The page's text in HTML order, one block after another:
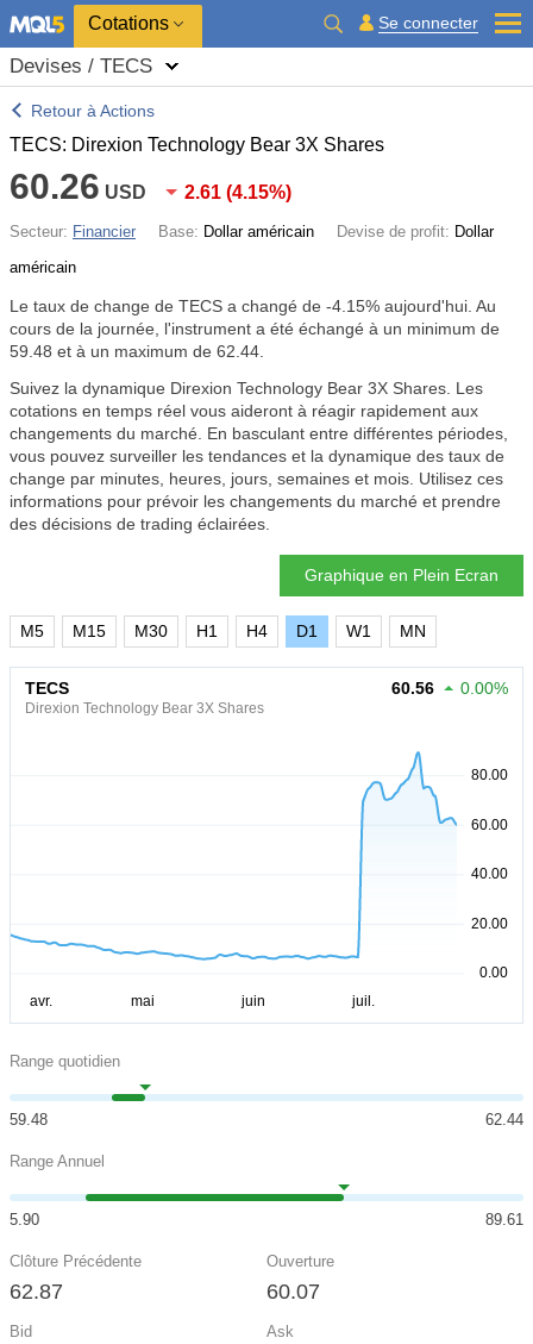
Cotations Se connecter
Devises / TECS
Retour à Actions
TECS: Direxion Technology Bear 3X Shares
60.26 USD 2.61 (4.15%)
Secteur: Financier Base: Dollar américain Devise de profit: Dollar
américain
Le taux de change de TECS a changé de -4.15% aujourd'hui. Au
cours de la journée, l'instrument a été échangé à un minimum de
59.48 et à un maximum de 62.44.
Suivez la dynamique Direxion Technology Bear 3X Shares. Les
cotations en temps réel vous aideront à réagir rapidement aux
changements du marché. En basculant entre différentes périodes,
vous pouvez surveiller les tendances et la dynamique des taux de
change par minutes, heures, jours, semaines et mois. Utilisez ces
informations pour prévoir les changements du marché et prendre
des décisions de trading éclairées.
Graphique en Plein Ecran
M5 M15 M30 H1 H4 D1 W1 MN
TECS
Direxion Technology Bear 3X Shares
60.56 0.00%
Range quotidien
59.48 62.44
Range Annuel
5.90 89.61
Clôture Précédente
62.87
Ouverture
60.07
Bid Ask